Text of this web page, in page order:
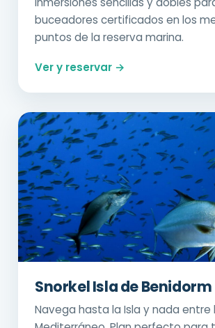
buceadores certificados en los
puntos de la reserva marina.
Ver y reservar →
Snorkel Isla de Benidorm
Navega hasta la Isla y nada entre